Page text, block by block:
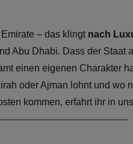
– das klingt nach
Abu Dhabi. Dass der
einen eigenen Charakter
oder Ajman lohnt und wo
kommen, erfahrt ihr in